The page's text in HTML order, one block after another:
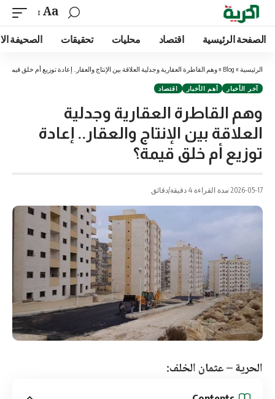
Aa
الصفحة الرئيسية اقتصاد محليات تحقيقات الصحيفة
الرئيسية »
Blog
»وهم القاطرة العقارية وجدلية العلاقة بين الإنتاج والعقار.. إعادة توزيع أم خلق قيمة؟
آخر الأخبار أهم الأخبار اقتصاد
وهم القاطرة العقارية وجدلية
العلاقة بين الإنتاج والعقار.. إعادة
توزيع أم خلق قيمة؟
2026-05-17 مدة القراءة 4 دقيقة/دقائق
الحرية – عثمان الخلف: